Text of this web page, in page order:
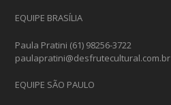
EQUIPE BRASÍLIA
Paula Pratini (61) 98256-3722
paulapratini@desfrutecultural.com.br
EQUIPE SÃO PAULO